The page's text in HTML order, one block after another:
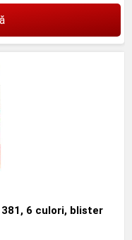
6 culori, blister